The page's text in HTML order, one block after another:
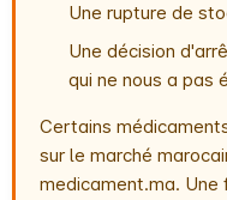
Une rupture de
Une décision
qui ne nous a pas
Certains
sur le marché
medicament.ma.